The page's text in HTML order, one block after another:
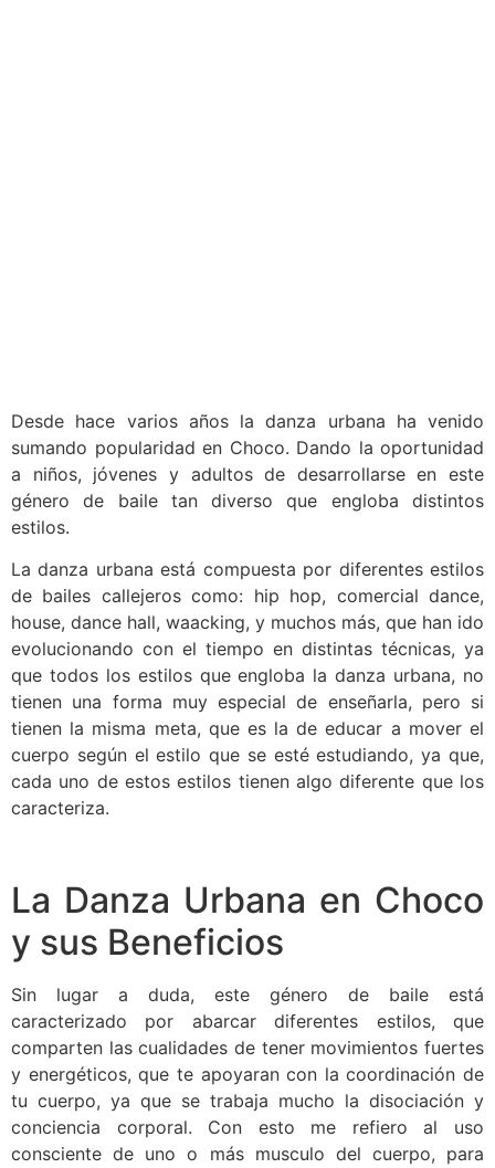
Desde hace varios años la danza urbana ha venido
sumando popularidad en Choco. Dando la oportunidad
a niños, jóvenes y adultos de desarrollarse en este
género de baile tan diverso que engloba distintos
estilos.
La danza urbana está compuesta por diferentes estilos
de bailes callejeros como: hip hop, comercial dance,
house, dance hall, waacking, y muchos más, que han ido
evolucionando con el tiempo en distintas técnicas, ya
que todos los estilos que engloba la danza urbana, no
tienen una forma muy especial de enseñarla, pero si
tienen la misma meta, que es la de educar a mover el
cuerpo según el estilo que se esté estudiando, ya que,
cada uno de estos estilos tienen algo diferente que los
caracteriza.
La Danza Urbana en Choco
y sus Beneficios
Sin lugar a duda, este género de baile está
caracterizado por abarcar diferentes estilos, que
comparten las cualidades de tener movimientos fuertes
y energéticos, que te apoyaran con la coordinación de
tu cuerpo, ya que se trabaja mucho la disociación y
conciencia corporal. Con esto me refiero al uso
consciente de uno o más musculo del cuerpo, para